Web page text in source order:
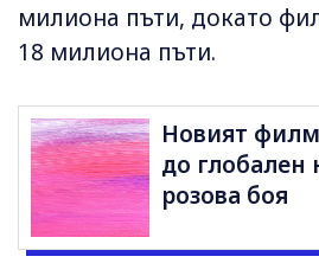
милиона пъти, докато
18 милиона пъти.
Новият
до глобален
розова боя